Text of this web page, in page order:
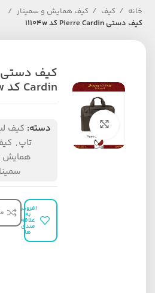
خانه کیف
کیف همایش و سمینار
کیف دستی Pierre Cardin کد 11104w
برای بزرگنمایی کلیک کنید
Cardin کد 11104w
دسته: کیف
تاپ,
همایش
افزودن
به
علاقه
مندی
ها